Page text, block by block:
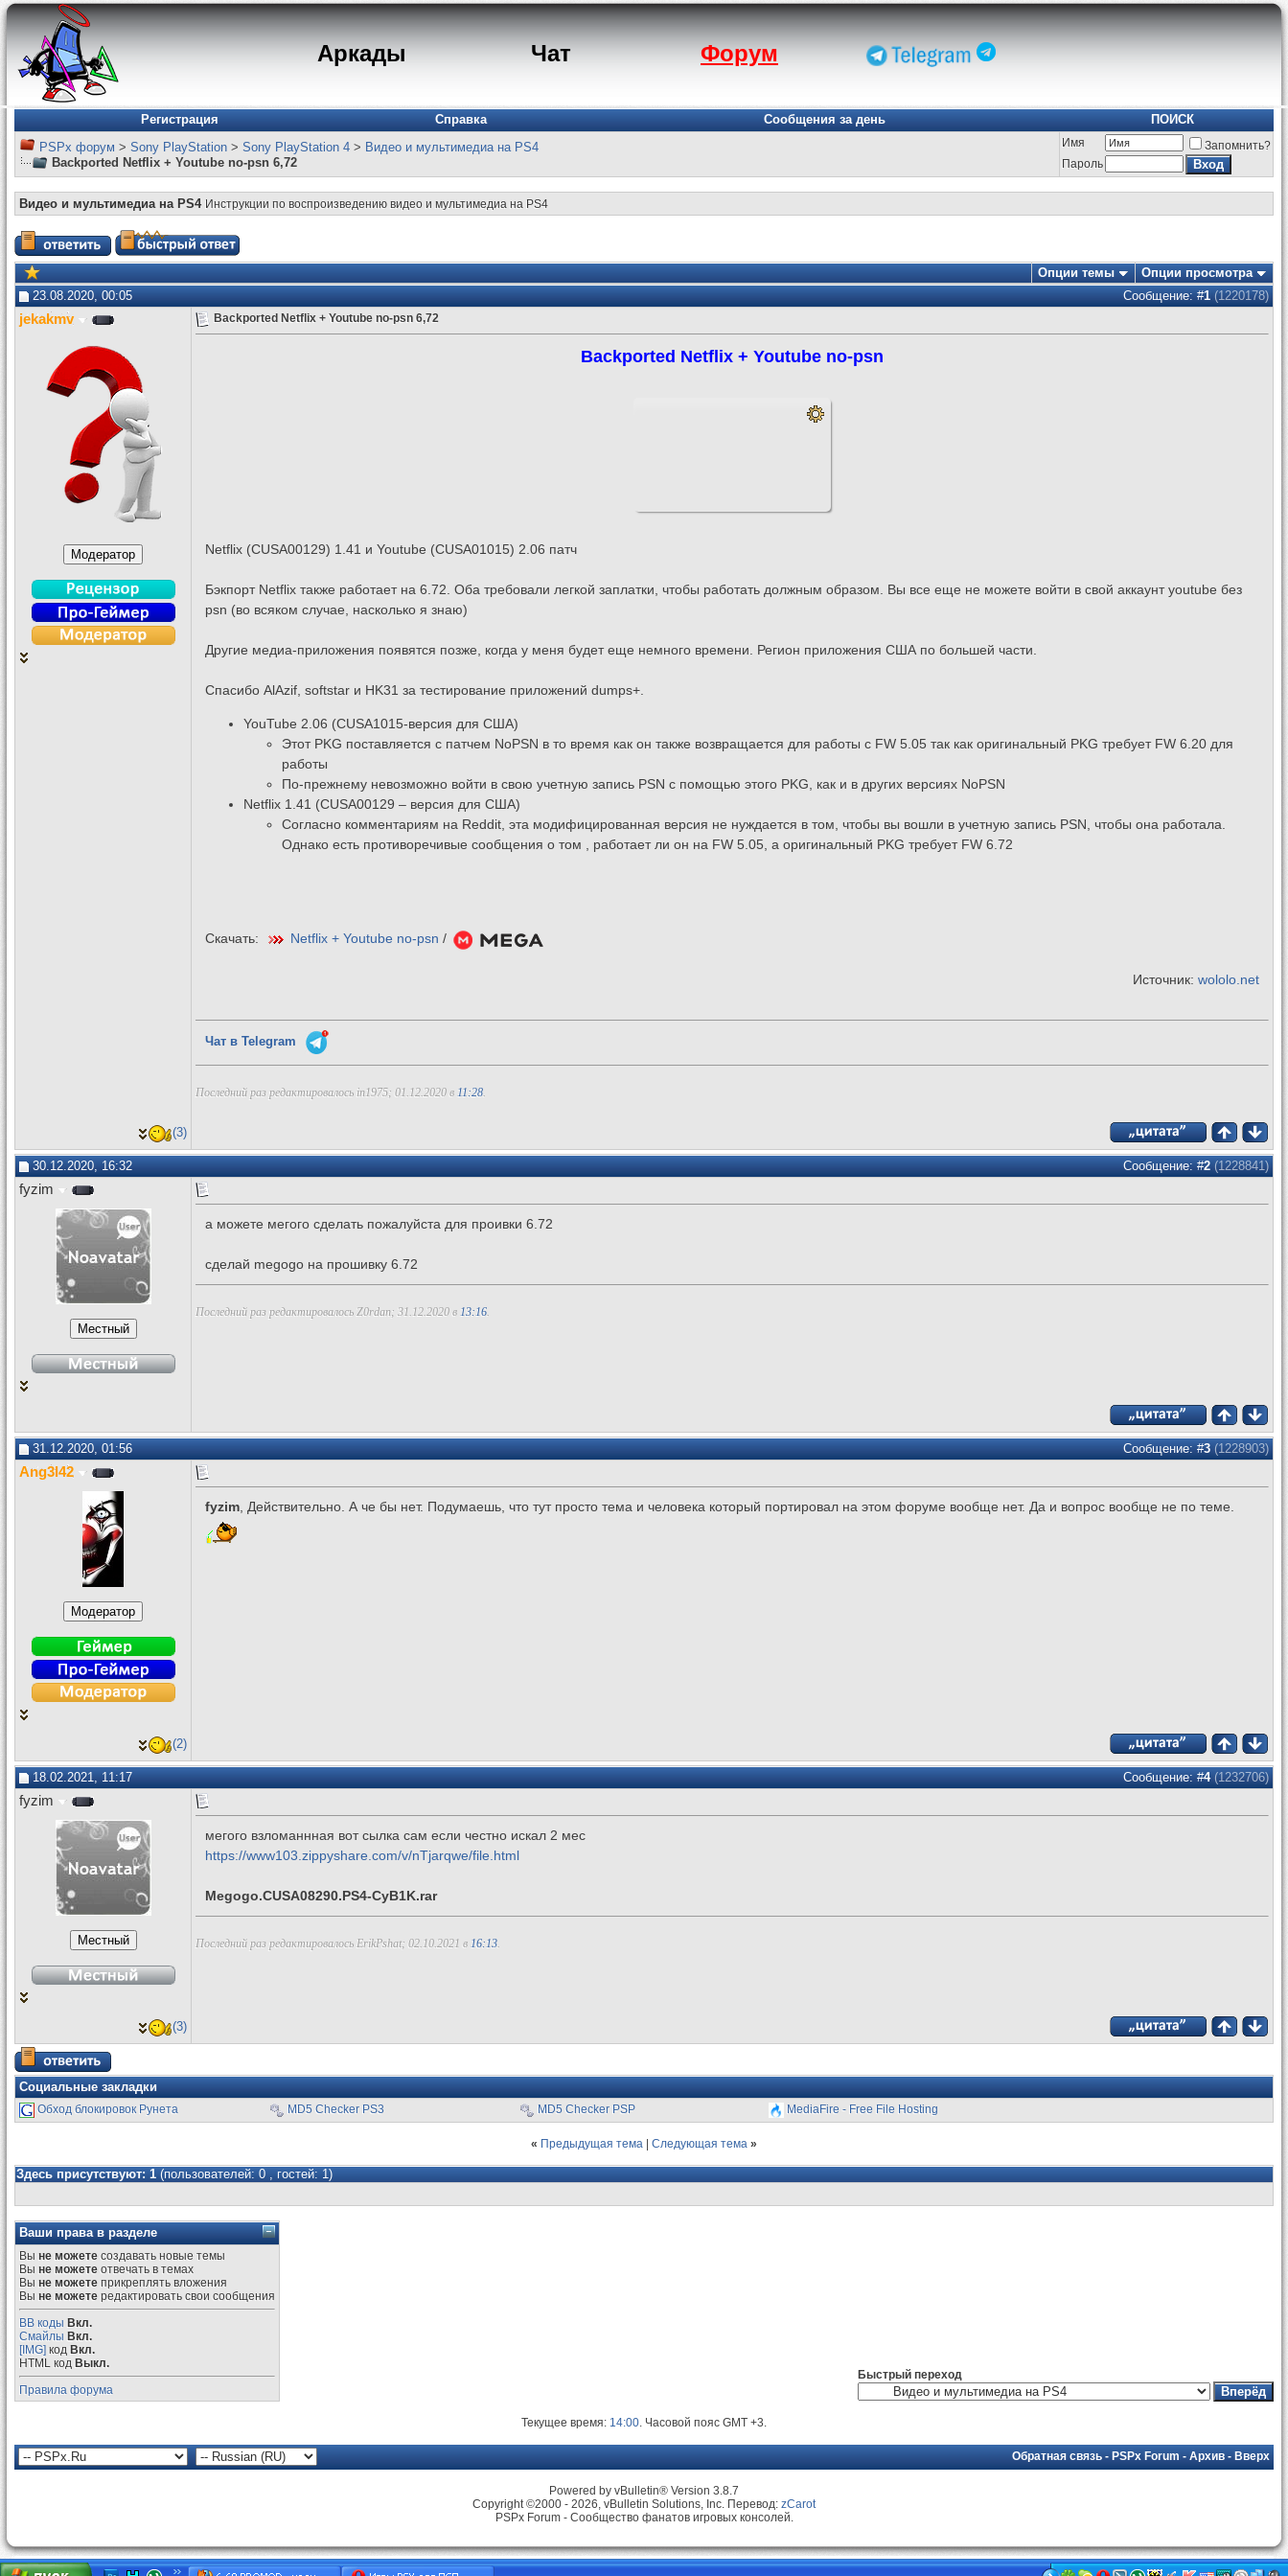
Аркады Чат Форум
Регистрация Справка Сообщения за день
ПОИСК
PSPx форум > Sony PlayStation > Sony PlayStation 4 > Видео и мультимедиа на PS4
Backported Netflix + Youtube no-psn 6,72
Имя
Запомнить?
Пароль
Видео и мультимедиа на PS4 Инструкции по воспроизведению видео и мультимедиа на PS4
Опции темы
Опции просмотра
23.08.2020, 00:05
Сообщение: #1(1220178)
jekakmv Backported Netflix + Youtube no-psn 6,72
Backported Netflix + Youtube no-psn
Netflix (CUSA00129) 1.41 и Youtube (CUSA01015) 2.06 патч
Бэкпорт Netflix также работает на 6.72. Оба требовали легкой заплатки, чтобы работать должным образом. Вы все еще не можете войти в свой аккаунт youtube без
psn (во всяком случае, насколько я знаю)
Другие медиа-приложения появятся позже, когда у меня будет еще немного времени. Регион приложения США по большей части.
Спасибо AlAzif, softstar и HK31 за тестирование приложений dumps+.
YouTube 2.06 (CUSA1015-версия для США)
Этот PKG поставляется с патчем NoPSN в то время как он также возвращается для работы с FW 5.05 так как оригинальный PKG требует FW 6.20 для
работы
По-прежнему невозможно войти в свою учетную запись PSN с помощью этого PKG, как и в других версиях NoPSN
Netflix 1.41 (CUSA00129 – версия для США)
Согласно комментариям на Reddit, эта модифицированная версия не нуждается в том, чтобы вы вошли в учетную запись PSN, чтобы она работала.
Однако есть противоречивые сообщения о том , работает ли он на FW 5.05, а оригинальный PKG требует FW 6.72
Скачать: Netflix + Youtube no-psn /
Источник: wololo.net
Чат в Telegram
Последний раз редактировалось in1975; 01.12.2020 в 11:28.
(3)
30.12.2020, 16:32 Сообщение: #2(1228841)
fyzim
а можете мегого сделать пожалуйста для проивки 6.72
сделай megogo на прошивку 6.72
Последний раз редактировалось Z0rdan; 31.12.2020 в 13:16
31.12.2020, 01:56 Сообщение: #3(1228903)
Ang3l42
fyzim , Действительно. А че бы нет. Подумаешь, что тут просто тема и человека который портировал на этом форуме вообще нет. Да и вопрос вообще не по теме.
(2)
18.02.2021, 11:17 Сообщение: #4(1232706)
fyzim
мегого взломаннная вот сылка сам если честно искал 2 мес
https://www103.zippyshare.com/v/nTjarqwe/file.html
Megogo.CUSA08290.PS4-CyB1K.rar
Последний раз редактировалось ErikPshat; 02.10.2021 в 16:13
(3)
Социальные закладки
Обход блокировок Рунета MD5 Checker PS3 MD5 Checker PSP MediaFire - Free File Hosting
« Предыдущая тема Следующая тема »
Здесь присутствуют: 1 (пользователей: 0 , гостей: 1)
Ваши права в разделе
Вы не можете создавать новые темы
Вы не можете отвечать в темах
Вы не можете прикреплять вложения
Вы не можете редактировать свои сообщения
BB коды Вкл.
Смайлы Вкл.
[IMG] код Вкл.
HTML код Выкл.
Правила форума
Быстрый переход
Текущее время: 14:00. Часовой пояс GMT +3.
Обратная связь - PSPx Forum - Архив - Вверх
Powered by vBulletin® Version 3.8.7
Copyright ©2000 - 2026, vBulletin Solutions, Inc. Перевод: zCarot
PSPx Forum - Сообщество фанатов игровых консолей.